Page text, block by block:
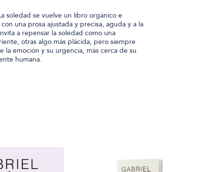
soledad se vuelve un libro orgánico e
una prosa ajustada y precisa, aguda y a la
a repensar la soledad como una
otras algo más plácida, pero siempre
la emoción y su urgencia, más cerca de su
humana.